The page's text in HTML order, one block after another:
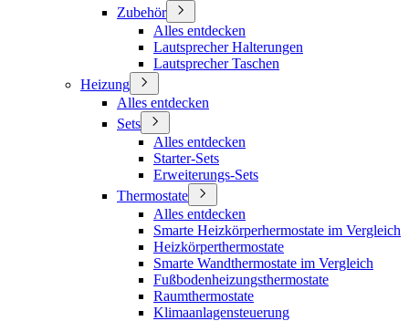
Zubehör
Alles entdecken
Lautsprecher Halterungen
Lautsprecher Taschen
Heizung
Alles entdecken
Sets
Alles entdecken
Starter-Sets
Erweiterungs-Sets
Thermostate
Alles entdecken
Smarte Heizkörperhermostate im Vergleich
Heizkörperthermostate
Smarte Wandthermostate im Vergleich
Fußbodenheizungsthermostate
Raumthermostate
Klimaanlagensteuerung